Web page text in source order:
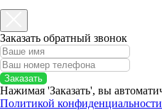
Заказать обратный звонок
Заказать
Нажимая 'Заказать', вы
Политикой конфиденциальности